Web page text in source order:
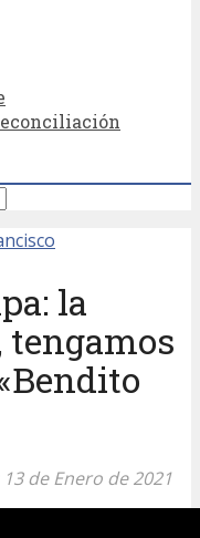
la
tengamos
de Enero de 2021